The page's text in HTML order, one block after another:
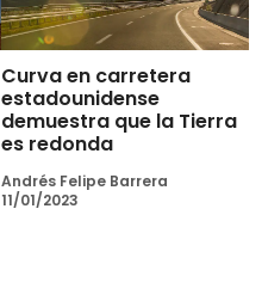
Curva en carretera
estadounidense
demuestra que la Tierra
es redonda
Andrés Felipe Barrera
11/01/2023